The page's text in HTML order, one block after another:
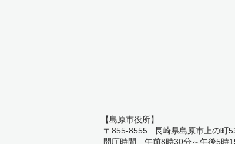
【島原市役所】
〒855-8555 長崎県島原市上の町
開庁時間 午前8時30分～午後5時